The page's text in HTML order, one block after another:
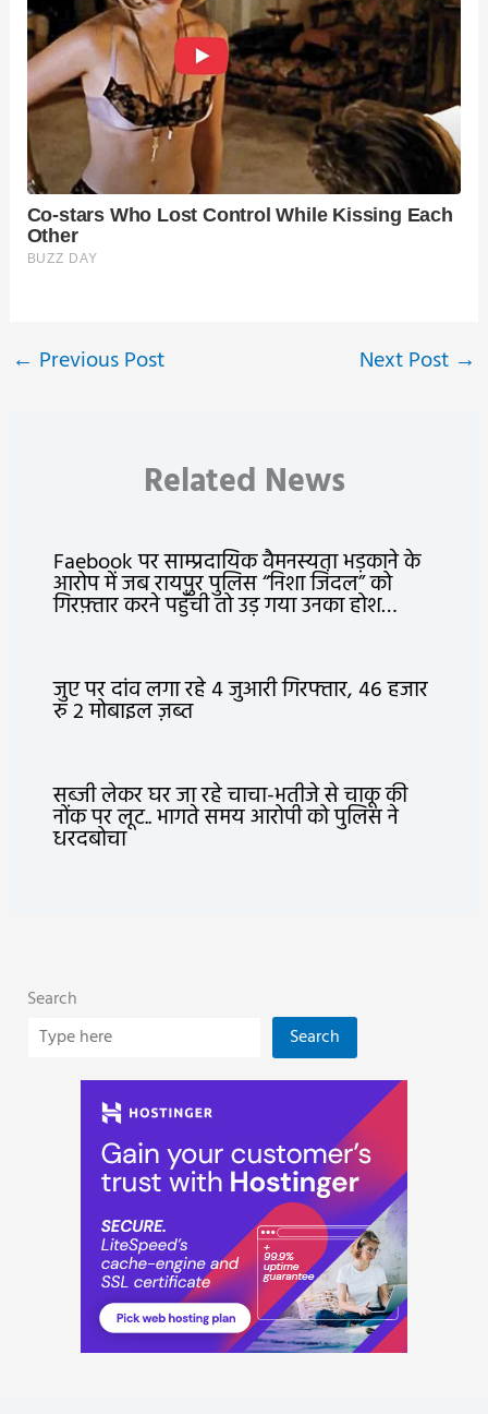
← Previous Post Next Post →
Related News
Faebook पर साम्प्रदायिक वैमनस्यता भड़काने के
आरोप में जब रायपुर पुलिस “निशा जिंदल” को
गिरफ़्तार करने पहुँची तो उड़ गया उनका होश…
जुए पर दांव लगा रहे 4 जुआरी गिरफ्तार, 46 हजार
रु 2 मोबाइल ज़ब्त
सब्जी लेकर घर जा रहे चाचा-भतीजे से चाकू की
नोंक पर लूट.. भागते समय आरोपी को पुलिस ने
धरदबोचा
Search
Search